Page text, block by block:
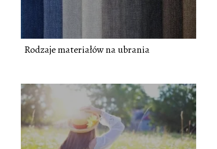
Rodzaje materiałów na ubrania